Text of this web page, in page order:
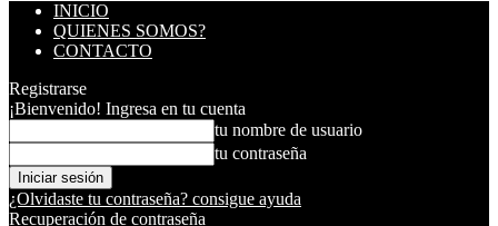
INICIO
QUIENES SOMOS?
CONTACTO
Registrarse
¡Bienvenido! Ingresa en tu cuenta
tu nombre de usuario
tu contraseña
¿Olvidaste tu contraseña? consigue ayuda
Recuperación de contraseña